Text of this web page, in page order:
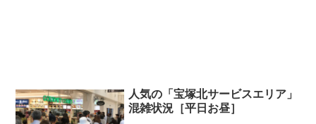
人気の「宝塚北サービスエリア」
混雑状況［平日お昼］